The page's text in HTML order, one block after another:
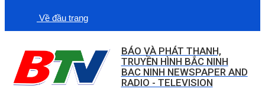
Về đầu trang
BÁO VÀ PHÁT THANH,
TRUYỀN HÌNH BẮC NINH
BAC NINH NEWSPAPER AND
RADIO - TELEVISION